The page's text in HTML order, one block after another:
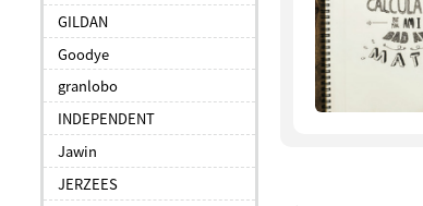
GILDAN
Goodye
granlobo
INDEPENDENT
Jawin
JERZEES